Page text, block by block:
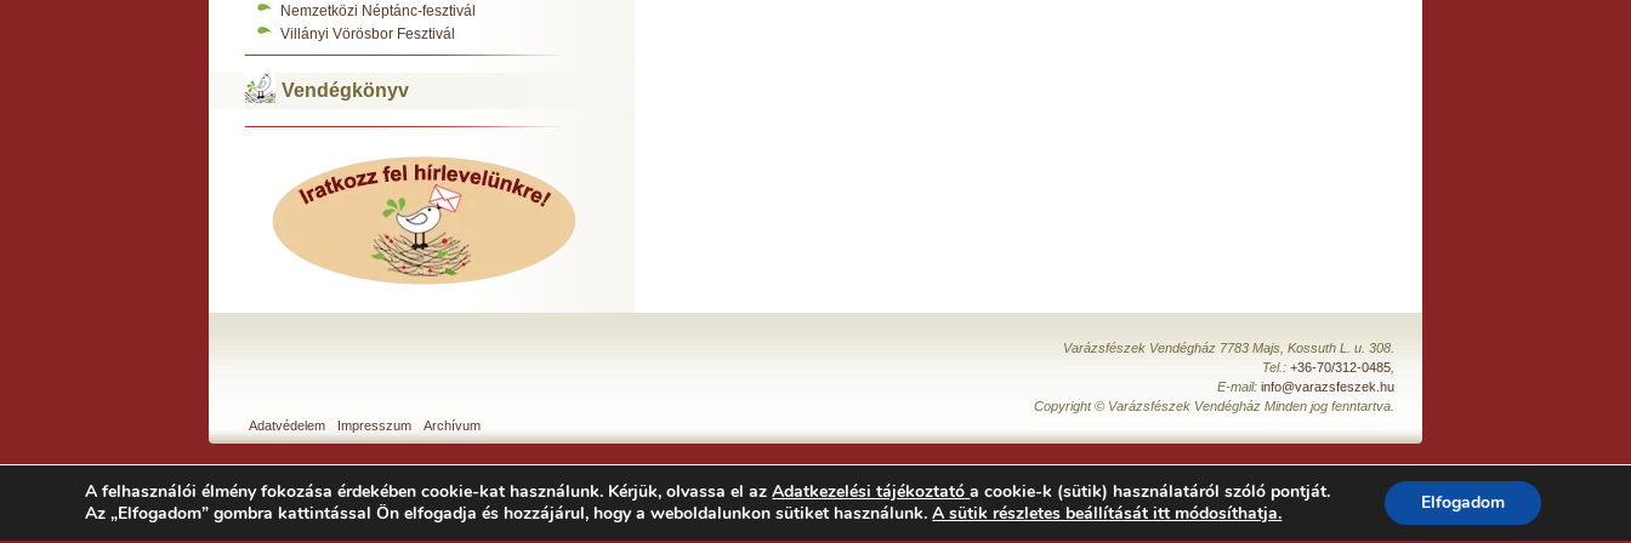
Nemzetközi Néptánc-fesztivál
Villányi Vörösbor Fesztivál
Vendégkönyv
Varázsfészek Vendégház 7783 Majs, Kossuth L. u. 308.
Tel.: +36-70/312-0485
E-mail: info@varazsfeszek.hu
Copyright © Varázsfészek Vendégház Minden jog fenntartva.
Adatvédelem
Impresszum Archívum
A felhasználói élmény fokozása érdekében cookie-kat használunk. Kérjük, olvassa el azAdatkezelési tájékoztató a cookie-k (sütik) használatáról szóló pontját.
Az „Elfogadom” gombra kattintással Ön elfogadja és hozzájárul, hogy a weboldalunkon sütiket használunk.A sütik részletes beállítását itt módosíthatja. Elfogadom